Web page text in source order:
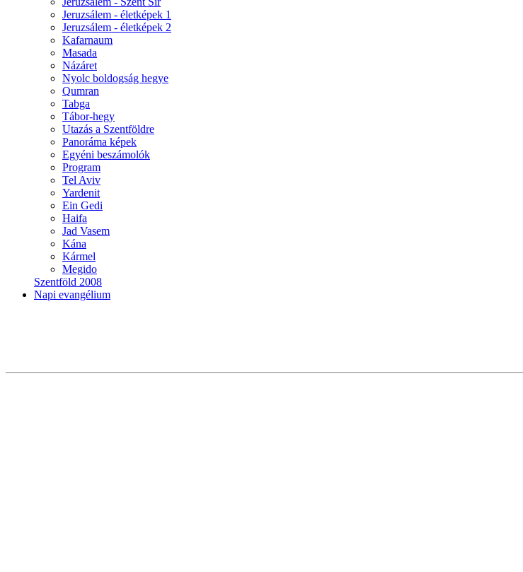
Jeruzsálem - életképek 1
Jeruzsálem - életképek 2
Kafarnaum
Masada
Názáret
Nyolc boldogság hegye
Qumran
Tabga
Tábor-hegy
Utazás a Szentföldre
Panoráma képek
Egyéni beszámolók
Program
Tel Aviv
Yardenit
Ein Gedi
Haifa
Jad Vasem
Kána
Kármel
Megido
Szentföld 2008
Napi evangélium